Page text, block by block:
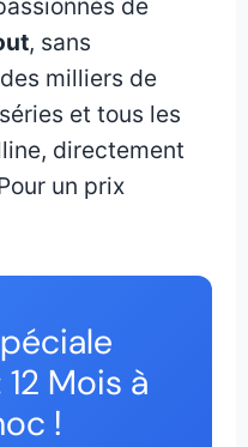
, sans
milliers de
et tous les
directement
un prix
Mois à
!